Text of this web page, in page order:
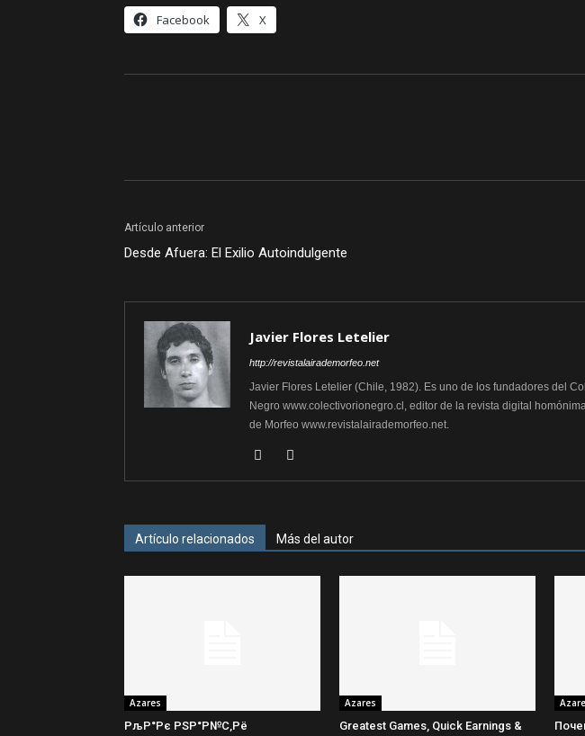
Facebook X
Artículo anterior
Desde Afuera: El Exilio Autoindulgente
Javier Flores Letelier
http://revistalairademorfeo.net
Javier Flores Letelier (Chile, 1982). Es uno de los fundadores del
Negro www.colectivorionegro.cl, editor de la revista digital
de Morfeo www.revistalairademorfeo.net.
Artículo relacionados Más del autor
Azares
РљР°Рє РЅР°Р№С‚Рё
Azares
Greatest Games, Quick Earnings &